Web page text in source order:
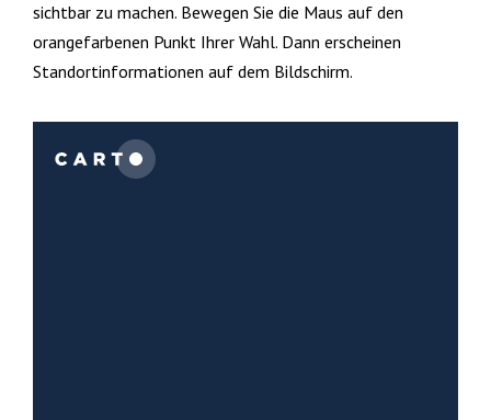
sichtbar zu machen. Bewegen Sie die Maus auf den
orangefarbenen Punkt Ihrer Wahl. Dann erscheinen
Standortinformationen auf dem Bildschirm.